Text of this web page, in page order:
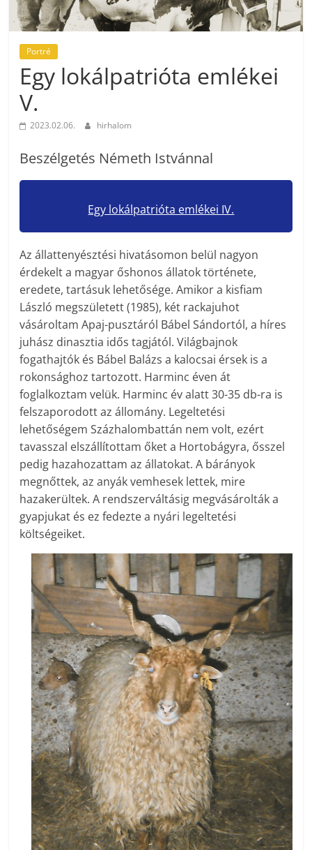
Portré
Egy lokálpatrióta emlékei
V.
2023.02.06. hirhalom
Beszélgetés Németh Istvánnal
Egy lokálpatrióta emlékei IV.
Az állattenyésztési hivatásomon belül nagyon
érdekelt a magyar őshonos állatok története,
eredete, tartásuk lehetősége. Amikor a kisfiam
László megszületett (1985), két rackajuhot
vásároltam Apaj-pusztáról Bábel Sándortól, a híres
juhász dinasztia idős tagjától. Világbajnok
fogathajtók és Bábel Balázs a kalocsai érsek is a
rokonsághoz tartozott. Harminc éven át
foglalkoztam velük. Harminc év alatt 30-35 db-ra is
felszaporodott az állomány. Legeltetési
lehetőségem Százhalombattán nem volt, ezért
tavasszal elszállítottam őket a Hortobágyra, ősszel
pedig hazahozattam az állatokat. A bárányok
megnőttek, az anyák vemhesek lettek, mire
hazakerültek. A rendszerváltásig megvásárolták a
gyapjukat és ez fedezte a nyári legeltetési
költségeiket.